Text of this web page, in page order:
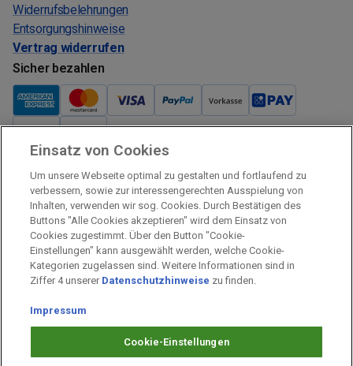
Widerrufsbelehrungen
Entsorgungshinweise
Vertrag widerrufen
Sicher bezahlen
Verkauf und Versand
Kostenloser Versand:
Verkauf und Versand durch:
Verkauf Gutscheine durch:
Sicher einkaufen
Prämien Impressum
Prämien Datenschutz
Einsatz von Cookies
Um unsere Webseite optimal zu gestalten und fortlaufend zu
verbessern, sowie zur interessengerechten Ausspielung von
Inhalten, verwenden wir sog. Cookies. Durch Bestätigen des
Buttons "Alle Cookies akzeptieren" wird dem Einsatz von
Cookies zugestimmt. Über den Button "Cookie-
Einstellungen" kann ausgewählt werden, welche Cookie-
Kategorien zugelassen sind. Weitere Informationen sind in
Ziffer 4 unserer Datenschutzhinweise zu finden.
Impressum
Cookie-Einstellungen